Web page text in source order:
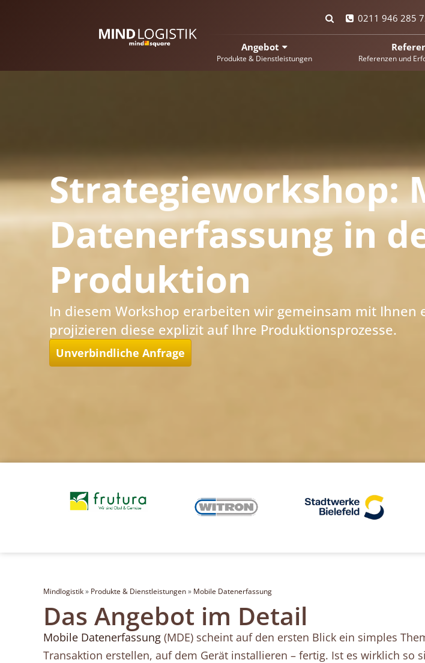
0211 946 285
Angebot
Produkte & Dienstleistungen Referenzen und
Strategieworkshop:
Datenerfassung in
Produktion
In diesem Workshop erarbeiten wir gemeinsam mit Ihnen
projizieren diese explizit auf Ihre Produktionsprozesse.
Unverbindliche Anfrage
Mindlogistik» Produkte & Dienstleistungen» Mobile Datenerfassung
Das Angebot im Detail
Mobile Datenerfassung (MDE) scheint auf den ersten Blick ein simples
Transaktion erstellen, auf dem Gerät installieren – fertig. Ist es wirklich so